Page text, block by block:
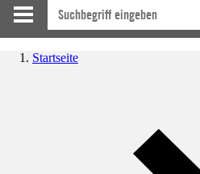
Startseite